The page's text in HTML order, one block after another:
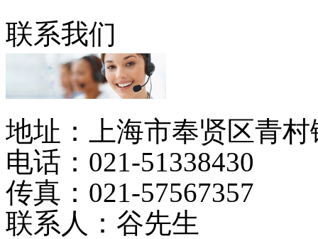
联系我们
地址：上海市奉贤区青村
电话：021-51338430
传真：021-57567357
联系人：谷先生